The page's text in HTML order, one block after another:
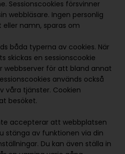
Sessionscookies försvinner
webbläsare. Ingen personlig
namn, sparas om
båda typerna av cookies. När
skickas en sessionscookie
webbserver för att bland annat
används också
våra tjänster. Cookien
besöket.
accepterar att webbplatsen
stänga av funktionen via din
Du kan även ställa in